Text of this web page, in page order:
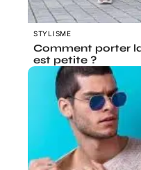
STYLISME
Comment porter
est petite ?